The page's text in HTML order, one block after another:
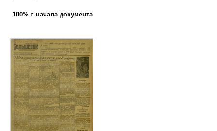
100% с начала документа